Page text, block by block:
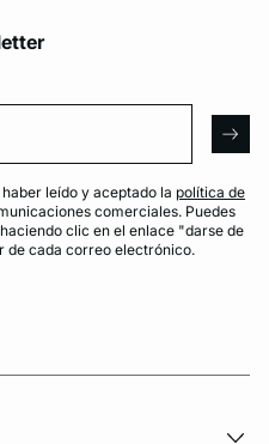
leído y aceptado la política de
comerciales. Puedes
clic en el enlace "darse de
de cada correo electrónico.